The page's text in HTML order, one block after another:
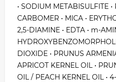
• SODIUM METABISULFITE
CARBOMER • MICA •
2,5-DIAMINE • EDTA • m-
DIOXIDE • PRUNUS
APRICOT KERNEL OIL •
OIL / PEACH KERNEL OIL •